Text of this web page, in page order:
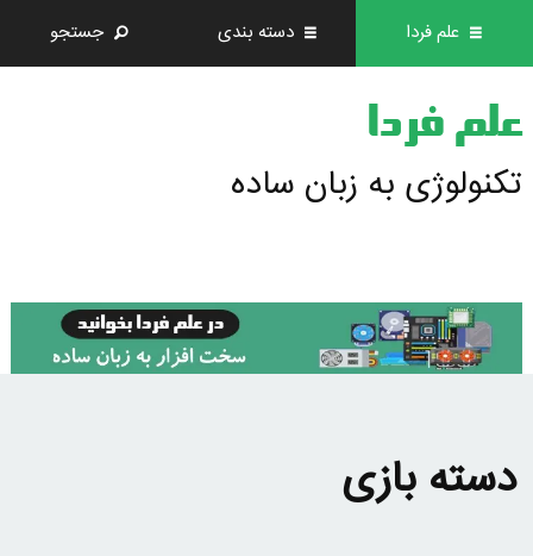
علم فردا دسته بندی جستجو
علم فردا
تکنولوژی به زبان ساده
دسته بازی